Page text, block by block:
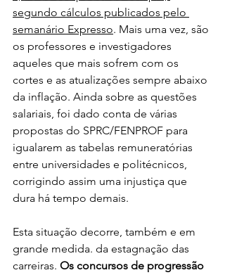
segundo cálculos publicados pelo
semanário Expresso. Mais uma vez, são
os professores e investigadores
aqueles que mais sofrem com os
cortes e as atualizações sempre abaixo
da inflação. Ainda sobre as questões
salariais, foi dado conta de várias
propostas do SPRC/FENPROF para
igualarem as tabelas remuneratórias
entre universidades e politécnicos,
corrigindo assim uma injustiça que
dura há tempo demais.
Esta situação decorre, também e em
grande medida. da estagnação das
carreiras. Os concursos de progressão